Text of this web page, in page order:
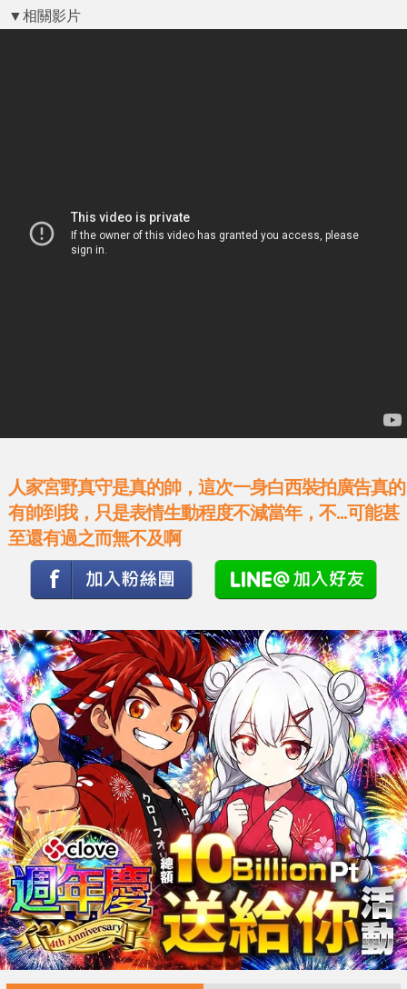
▼相關影片
人家宮野真守是真的帥，這次一身白西裝拍廣告真的
有帥到我，只是表情生動程度不減當年，不...可能甚
至還有過之而無不及啊